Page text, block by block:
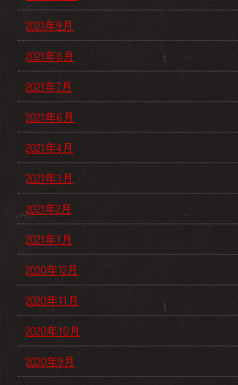
2021年9月
2021年8月
2021年7月
2021年6月
2021年4月
2021年3月
2021年2月
2021年1月
2020年12月
2020年11月
2020年10月
2020年9月